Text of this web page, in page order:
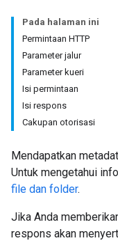
Pada halaman ini
Permintaan HTTP
Parameter jalur
Parameter kueri
Isi permintaan
Isi respons
Cakupan otorisasi
Mendapatkan
Untuk mengetahui
file dan folder.
Jika Anda
respons akan